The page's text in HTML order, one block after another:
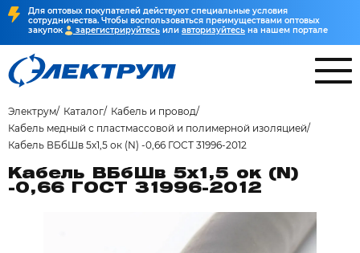
Для оптовых покупателей действуют специальные условия
сотрудничества. Чтобы воспользоваться преимуществами оптовых
закупок
зарегистрируйтесь или авторизуйтесь на нашем портале
Электрум Каталог
Кабель и провод
Кабель медный с пластмассовой и полимерной изоляцией
Кабель ВБбШв 5х1,5 ок (N) -0,66 ГОСТ 31996-2012
Кабель ВБбШв 5х1,5 ок (N)
-0,66 ГОСТ 31996-2012